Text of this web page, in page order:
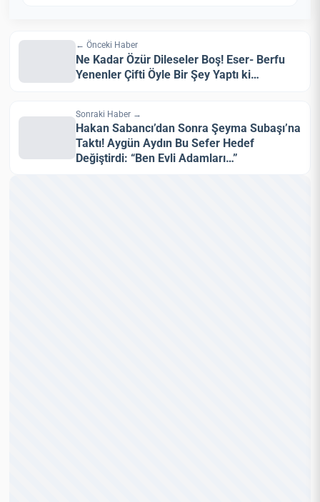
← Önceki Haber
Ne Kadar Özür Dileseler Boş! Eser- Berfu
Yenenler Çifti Öyle Bir Şey Yaptı ki…
Sonraki Haber →
Hakan Sabancı’dan Sonra Şeyma Subaşı’na
Taktı! Aygün Aydın Bu Sefer Hedef
Değiştirdi: “Ben Evli Adamları…”